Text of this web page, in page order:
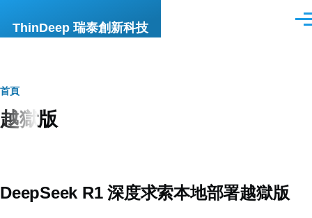
ThinDeep 瑞泰創新科技
選
導
航
首頁
越獄版
DeepSeek R1 深度求索本地部署越獄版